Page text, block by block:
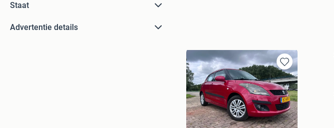
Staat
Advertentie details
Bewaren
in
Mijn
Favorieten